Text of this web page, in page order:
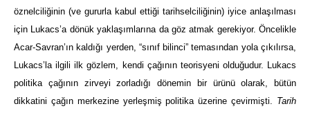
öznelciliğinin (ve gururla kabul ettiği tarihselciliğinin) iyice anlaşılması
için Lukacs’a dönük yaklaşımlarına da göz atmak gerekiyor. Öncelikle
Acar-Savran’ın kaldığı yerden, “sınıf bilinci” temasından yola çıkılırsa,
Lukacs’la ilgili ilk gözlem, kendi çağının teorisyeni olduğudur. Lukacs
politika çağının zirveyi zorladığı dönemin bir ürünü olarak, bütün
dikkatini çağın merkezine yerleşmiş politika üzerine çevirmişti. Tarih